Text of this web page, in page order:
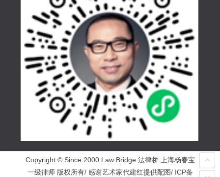
Copyright © Since 2000 Law Bridge 法律桥 上海杨春宝
一级律师 版权所有/ 感谢艺术家代建红提供配图/ ICP备